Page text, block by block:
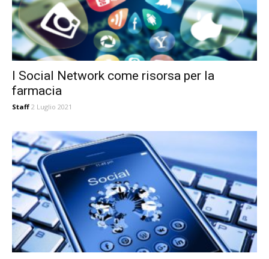
I Social Network come risorsa per la
farmacia
Staff 2 Luglio 2021